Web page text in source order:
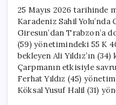
25 Mayıs 2026 tarihinde
Karadeniz Sahil Yolu’nda
Giresun’dan Trabzon’a
(59) yönetimindeki 55 K
bekleyen Ali Yıldız’ın
Çarpmanın etkisiyle
Ferhat Yıldız (45)
Köksal Yusuf Halil (31)